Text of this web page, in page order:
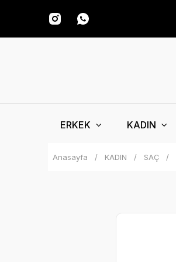
ERKEK KADIN
Anasayfa KADIN SAÇ